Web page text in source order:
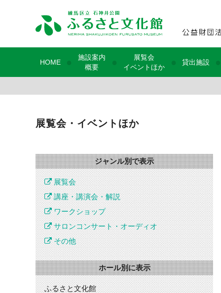
HOME
施設案内
概要
展覧会
イベントほか
貸出施設
展覧会・イベントほか
ジャンル別で表示
展覧会
講座・講演会・解説
ワークショップ
サロンコンサート・オーディオ
その他
ホール別に表示
ふるさと文化館